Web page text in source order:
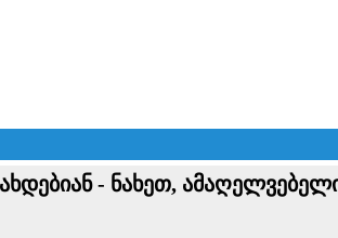
- ნახეთ,